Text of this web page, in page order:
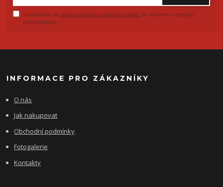
Souhlasím se zpracováním osobních údajů za účelem rozesílky
newsletteru.
INFORMACE PRO ZÁKAZNÍKY
O nás
Jak nakupovat
Obchodní podmínky
Fotogalerie
Kontakty